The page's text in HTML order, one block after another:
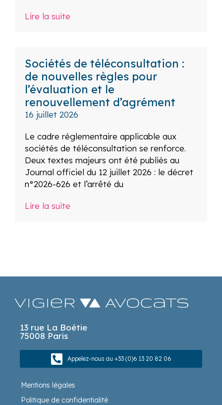
Lire la suite
Sociétés de téléconsultation :
de nouvelles règles pour
l’évaluation et le
renouvellement d’agrément
16 juillet 2026
Le cadre réglementaire applicable aux
sociétés de téléconsultation se renforce.
Deux textes majeurs ont été publiés au
Journal officiel du 12 juillet 2026 : le décret
n°2026-626 et l’arrêté du
Lire la suite
13 rue La Boétie
75008 Paris
Appelez-nous au +33 (0)6 13 20 82 06
Mentions légales
Politique de confidentialité